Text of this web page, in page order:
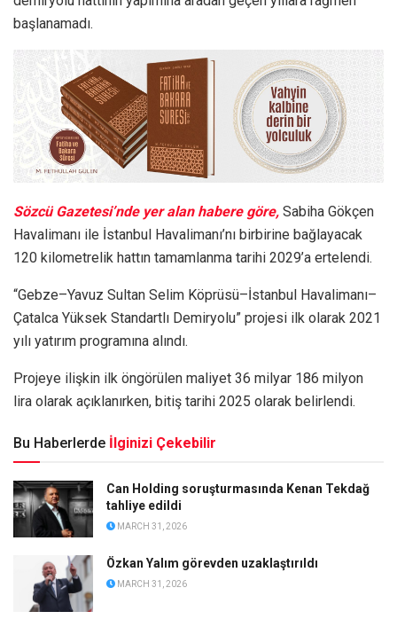
başlanamadı.
Sözcü Gazetesi’nde yer alan habere göre, Sabiha Gökçen
Havalimanı ile İstanbul Havalimanı’nı birbirine bağlayacak
120 kilometrelik hattın tamamlanma tarihi 2029’a ertelendi.
“Gebze–Yavuz Sultan Selim Köprüsü–İstanbul Havalimanı–
Çatalca Yüksek Standartlı Demiryolu” projesi ilk olarak 2021
yılı yatırım programına alındı.
Projeye ilişkin ilk öngörülen maliyet 36 milyar 186 milyon
lira olarak açıklanırken, bitiş tarihi 2025 olarak belirlendi.
Bu Haberlerde İlginizi Çekebilir
Can Holding soruşturmasında Kenan Tekdağ
tahliye edildi
MARCH 31, 2026
Özkan Yalım görevden uzaklaştırıldı
MARCH 31, 2026